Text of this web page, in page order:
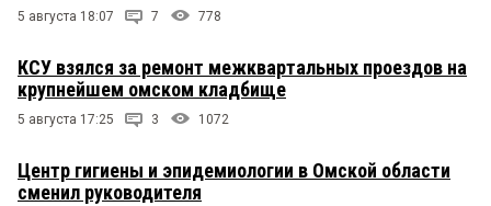
5 августа 18:07 7 778
КСУ взялся за ремонт межквартальных проездов на
крупнейшем омском кладбище
5 августа 17:25 3 1072
Центр гигиены и эпидемиологии в Омской области
сменил руководителя